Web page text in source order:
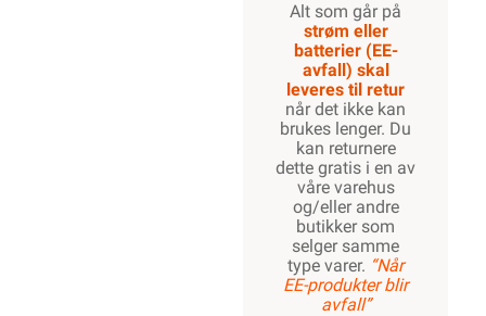
Alt som går på
strøm eller
batterier (EE-
avfall) skal
leveres til retur
når det ikke kan
brukes lenger. Du
kan returnere
dette gratis i en av
våre varehus
og/eller andre
butikker som
selger samme
type varer. “Når
EE-produkter blir
avfall”